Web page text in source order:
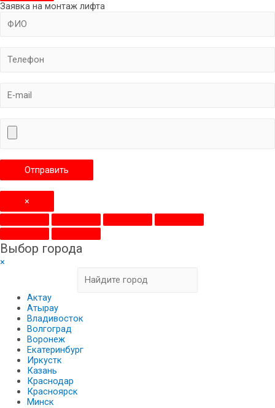
Заявка на монтаж лифта
×
Выбор города
×
Актау
Атырау
Владивосток
Волгоград
Воронеж
Екатеринбург
Иркустк
Казань
Краснодар
Красноярск
Минск